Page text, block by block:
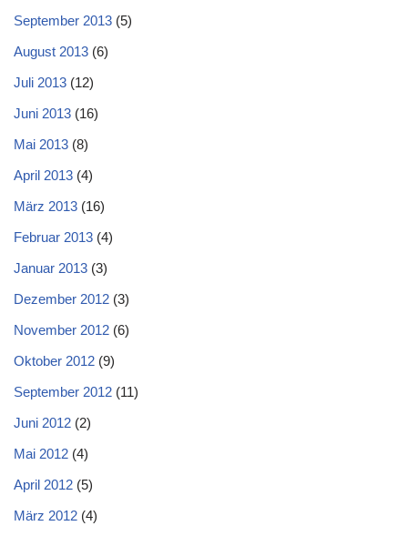
September 2013 (5)
August 2013 (6)
Juli 2013 (12)
Juni 2013 (16)
Mai 2013 (8)
April 2013 (4)
März 2013 (16)
Februar 2013 (4)
Januar 2013 (3)
Dezember 2012 (3)
November 2012 (6)
Oktober 2012 (9)
September 2012 (11)
Juni 2012 (2)
Mai 2012 (4)
April 2012 (5)
März 2012 (4)